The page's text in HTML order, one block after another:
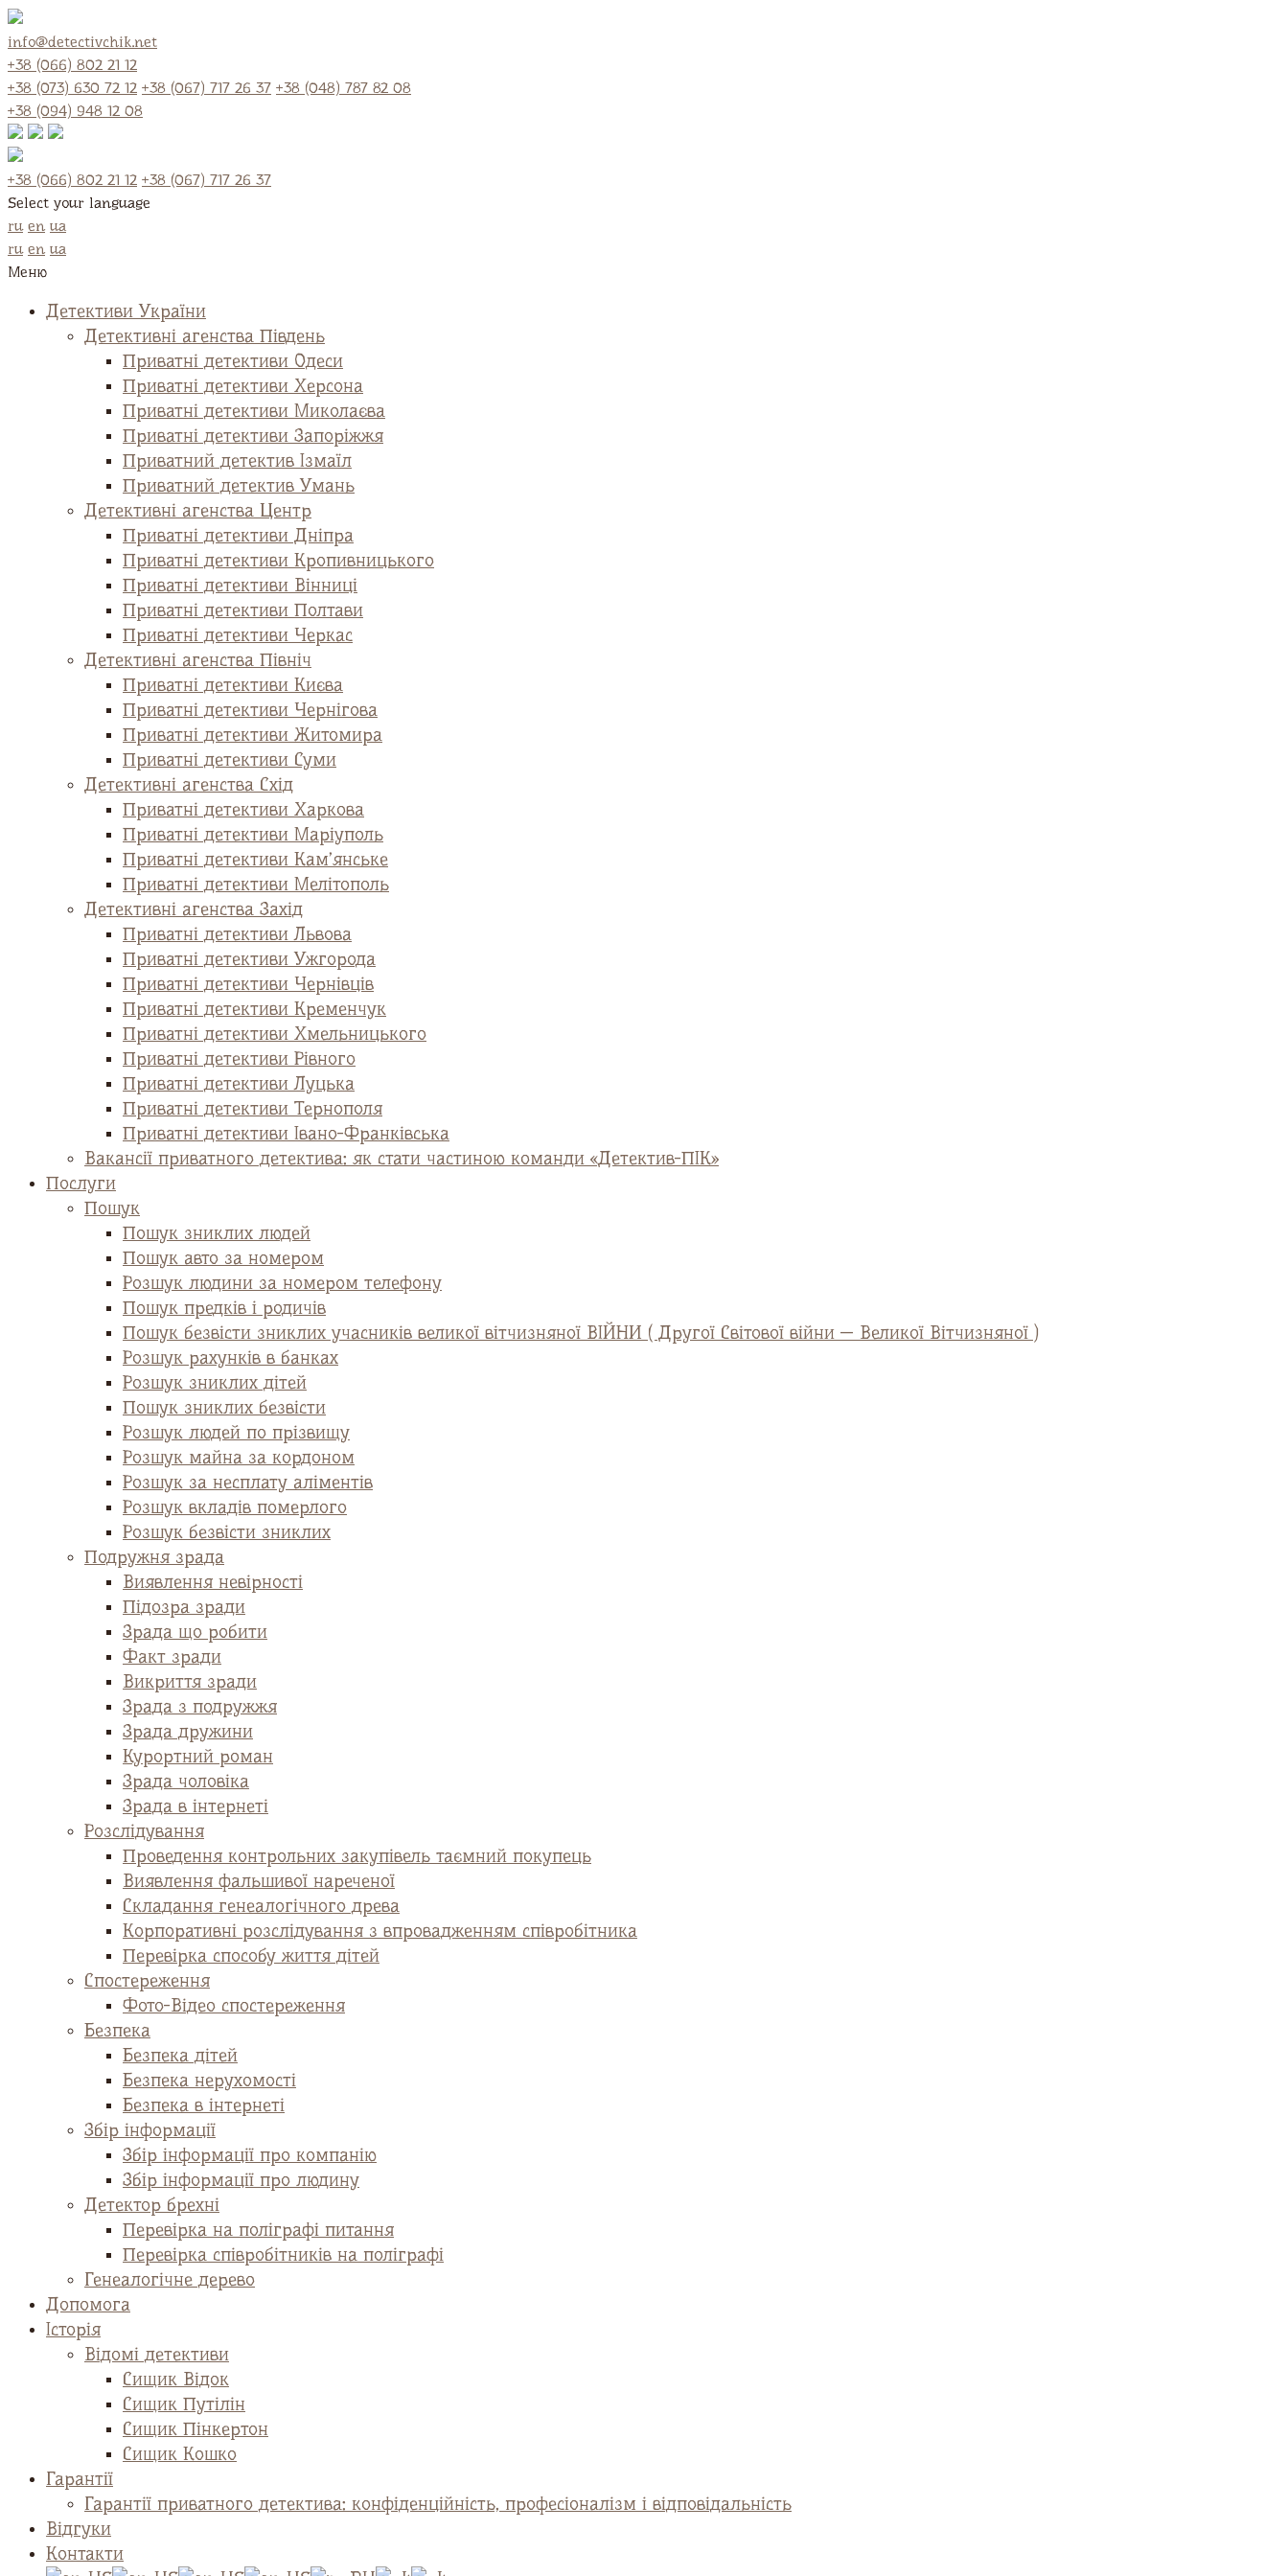
info@detectivchik.net
+38 (066) 802 21 12
+38 (073) 630 72 12 +38 (067) 717 26 37 +38 (048) 787 82 08
+38 (094) 948 12 08
+38 (066) 802 21 12 +38 (067) 717 26 37
Select your language
ru en ua
ru en ua
Меню
Детективи України
Детективні агенства Південь
Приватні детективи Одеси
Приватні детективи Херсона
Приватні детективи Миколаєва
Приватні детективи Запоріжжя
Приватний детектив Ізмаїл
Приватний детектив Умань
Детективні агенства Центр
Приватні детективи Дніпра
Приватні детективи Кропивницького
Приватні детективи Вінниці
Приватні детективи Полтави
Приватні детективи Черкас
Детективні агенства Північ
Приватні детективи Києва
Приватні детективи Чернігова
Приватні детективи Житомира
Приватні детективи Суми
Детективні агенства Схід
Приватні детективи Харкова
Приватні детективи Маріуполь
Приватні детективи Кам’янське
Приватні детективи Мелітополь
Детективні агенства Захід
Приватні детективи Львова
Приватні детективи Ужгорода
Приватні детективи Чернівців
Приватні детективи Кременчук
Приватні детективи Хмельницького
Приватні детективи Рівного
Приватні детективи Луцька
Приватні детективи Тернополя
Приватні детективи Івано-Франківська
Вакансії приватного детектива: як стати частиною команди «Детектив-ПІК»
Послуги
Пошук
Пошук зниклих людей
Пошук авто за номером
Розшук людини за номером телефону
Пошук предків і родичів
Пошук безвісти зниклих учасників великої вітчизняної ВІЙНИ ( Другої Світової війни — Великої Вітчизняної )
Розшук рахунків в банках
Розшук зниклих дітей
Пошук зниклих безвісти
Розшук людей по прізвищу
Розшук майна за кордоном
Розшук за несплату аліментів
Розшук вкладів померлого
Розшук безвісти зниклих
Подружня зрада
Виявлення невірності
Підозра зради
Зрада що робити
Факт зради
Викриття зради
Зрада з подружжя
Зрада дружини
Курортний роман
Зрада чоловіка
Зрада в інтернеті
Розслідування
Проведення контрольних закупівель таємний покупець
Виявлення фальшивої нареченої
Складання генеалогічного древа
Корпоративні розслідування з впровадженням співробітника
Перевірка способу життя дітей
Спостереження
Фото-Відео спостереження
Безпека
Безпека дітей
Безпека нерухомості
Безпека в інтернеті
Збір інформації
Збір інформації про компанію
Збір інформації про людину
Детектор брехні
Перевірка на поліграфі питання
Перевірка співробітників на поліграфі
Генеалогічне дерево
Допомога
Історія
Відомі детективи
Сищик Відок
Сищик Путілін
Сищик Пінкертон
Сищик Кошко
Гарантії
Гарантії приватного детектива: конфіденційність, професіоналізм і відповідальність
Відгуки
Контакти